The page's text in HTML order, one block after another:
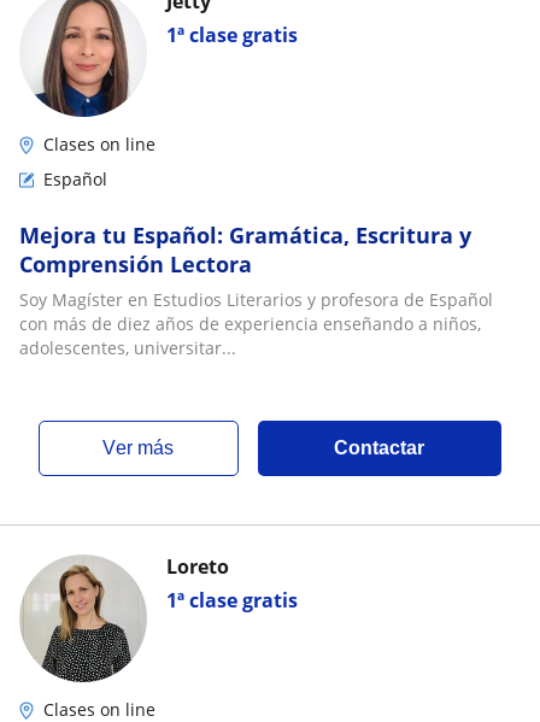
1ª clase gratis
Clases on line
Español
Mejora tu Español: Gramática, Escritura y
Comprensión Lectora
Soy Magíster en Estudios Literarios y profesora de Español
con más de diez años de experiencia enseñando a niños,
adolescentes, universitar...
ver más Contactar
1ª clase gratis
Loreto
Clases on line